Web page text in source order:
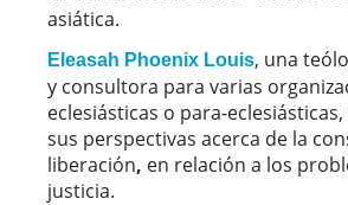
asiática.
Eleasah Phoenix Louis, una
y consultora para varias
eclesiásticas o para-
sus perspectivas acerca de la
liberación, en relación a los
justicia.